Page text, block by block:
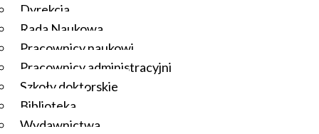
Dyrekcja
Rada Naukowa
Pracownicy naukowi
Pracownicy administracyjni
Szkoły doktorskie
Biblioteka
Wydawnictwa